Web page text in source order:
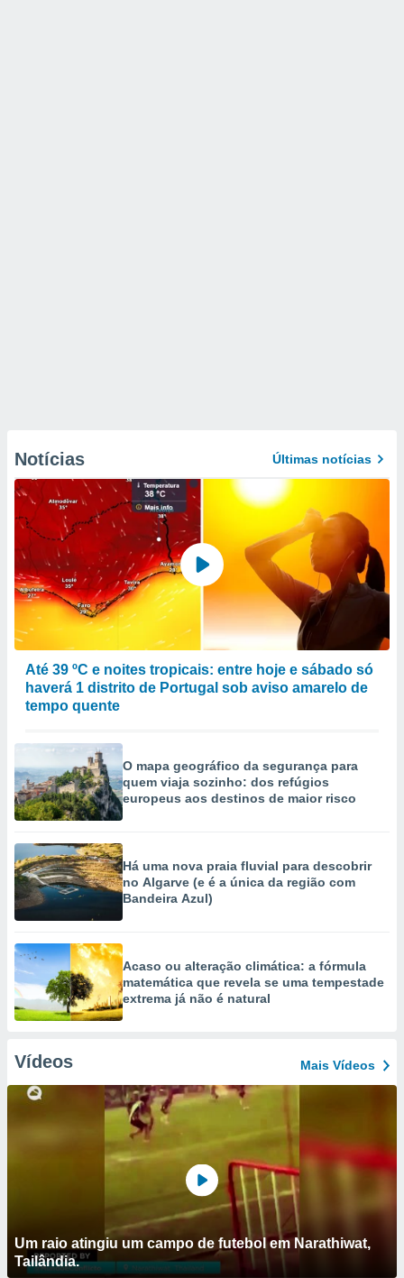
Notícias Últimas notícias
Até 39 ºC e noites tropicais: entre hoje e sábado só
haverá 1 distrito de Portugal sob aviso amarelo de
tempo quente
O mapa geográfico da segurança para
quem viaja sozinho: dos refúgios
europeus aos destinos de maior risco
Há uma nova praia fluvial para descobrir
no Algarve (e é a única da região com
Bandeira Azul)
Acaso ou alteração climática: a fórmula
matemática que revela se uma tempestade
extrema já não é natural
Vídeos Mais Vídeos
Um raio atingiu um campo de futebol em Narathiwat,
Tailândia.